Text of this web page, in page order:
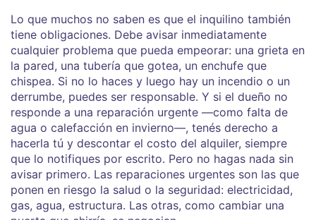
Lo que muchos no saben es que el inquilino también
tiene obligaciones. Debe avisar inmediatamente
cualquier problema que pueda empeorar: una grieta en
la pared, una tubería que gotea, un enchufe que
chispea. Si no lo haces y luego hay un incendio o un
derrumbe, puedes ser responsable. Y si el dueño no
responde a una reparación urgente —como falta de
agua o calefacción en invierno—, tenés derecho a
hacerla tú y descontar el costo del alquiler, siempre
que lo notifiques por escrito. Pero no hagas nada sin
avisar primero. Las reparaciones urgentes son las que
ponen en riesgo la salud o la seguridad: electricidad,
gas, agua, estructura. Las otras, como cambiar una